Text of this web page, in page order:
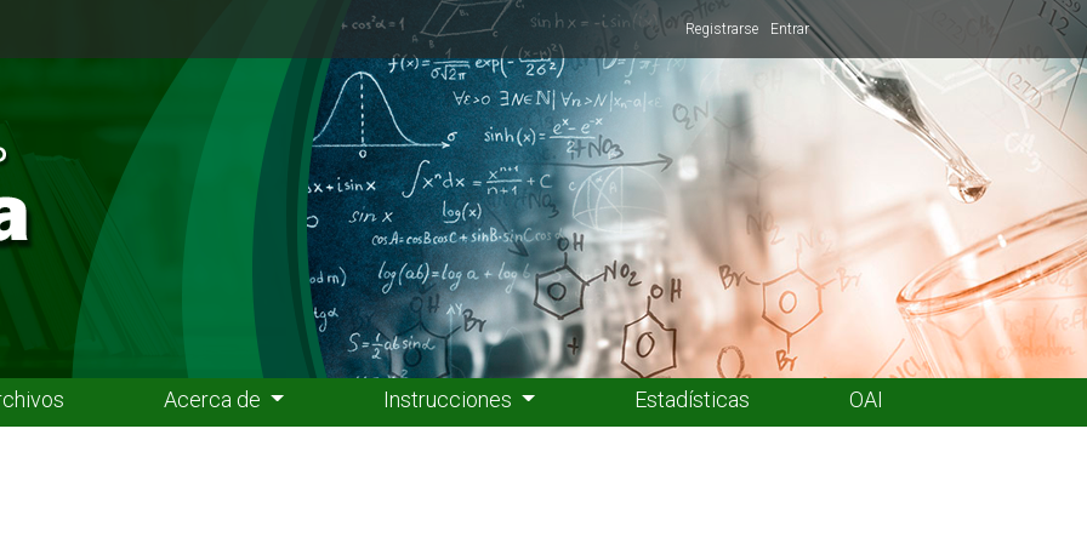
Registrarse Entrar
Acerca de Instrucciones Estadísticas OAI